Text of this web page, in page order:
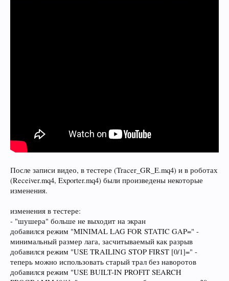
После записи видео, в тестере (Tracer_GR_E.mq4) и в роботах
(Receiver.mq4, Exporter.mq4) были произведены некоторые
изменения.
изменения в тестере:
- "шушера" больше не выходит на экран
добавился режим "MINIMAL LAG FOR STATIC GAP=" -
минимальный размер лага, засчитываемый как разрыв
добавился режим "USE TRAILING STOP FIRST [0/1]=" -
теперь можно использовать старый трал без наворотов
добавился режим "USE BUILT-IN PROFIT SEARCH